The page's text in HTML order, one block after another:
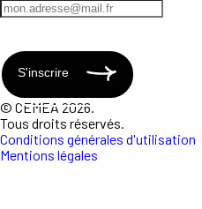
S'inscrire
© CEMEA 2026.
Tous droits réservés.
Conditions générales d'utilisation
Mentions légales